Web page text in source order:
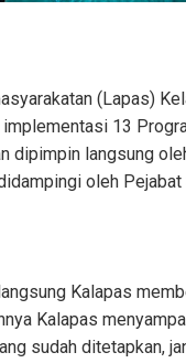
(Lapas)
13
dipimpin langsung
oleh
Kalapas
Kalapas
sudah ditetapkan,